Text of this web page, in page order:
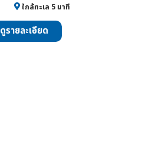
______ ใกล้ทะเล 5 นาที
ดูรายละเอียด